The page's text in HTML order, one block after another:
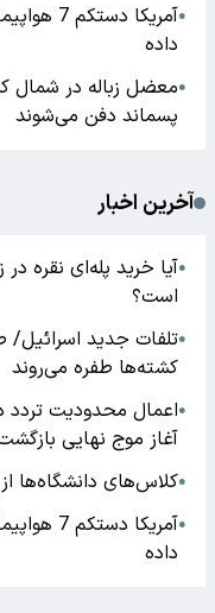
●
آمریکا
داده
●معضل زباله در شمال
پسماند دفن می‌شوند
آخرین اخبار
●آیا خرید پله‌ای نقره
است؟
●تلفات جدید اسرائیل/
کشته‌ها طفره می‌روند
●
آغاز موج نهایی
●کلاس‌های دانشگاه‌ها
●
آمریکا
داده